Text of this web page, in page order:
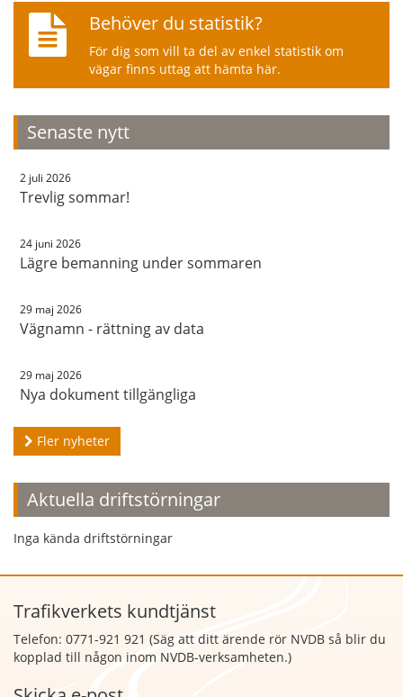
Behöver du statistik?
För dig som vill ta del av enkel statistik om
vägar finns uttag att hämta här.
Senaste nytt
2 juli 2026
Trevlig sommar!
24 juni 2026
Lägre bemanning under sommaren
29 maj 2026
Vägnamn - rättning av data
29 maj 2026
Nya dokument tillgängliga
Fler nyheter
Aktuella driftstörningar
Inga kända driftstörningar
Trafikverkets kundtjänst
Telefon: 0771-921 921 (Säg att ditt ärende rör NVDB så blir du
kopplad till någon inom NVDB-verksamheten.)